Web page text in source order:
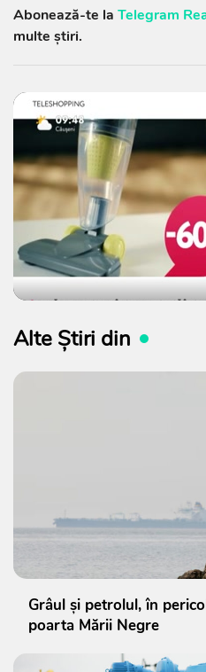
Abonează-te la Telegram
multe știri.
Alte Știri din
Grâul și petrolul, în
poarta Mării Negre